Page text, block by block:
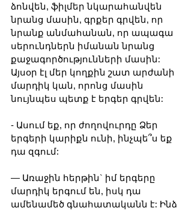
ձոնվեն, ֆիլմեր նկարահանվեն
նրանց մասին, գրքեր գրվեն, որ
նրանք անմահանան, որ ապագա
սերունդներն իմանան նրանց
քաջագործությունների մասին:
Այսօր էլ մեր կողքին շատ արժանի
մարդիկ կան, որոնց մասին
նույնպես պետք է երգեր գրվեն:
- Ասում եք, որ ժողովուրդը Ձեր
երգերի կարիքն ունի, ինչպե՞ս եք
դա զգում:
— Առաջին հերթին` իմ երգերը
մարդիկ երգում են, իսկ դա
ամենամեծ գնահատականն է: Ինձ